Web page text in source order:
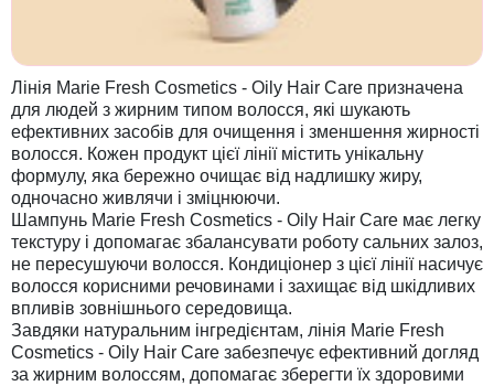
Лінія Marie Fresh Cosmetics - Oily Hair Care призначена
для людей з жирним типом волосся, які шукають
ефективних засобів для очищення і зменшення жирності
волосся. Кожен продукт цієї лінії містить унікальну
формулу, яка бережно очищає від надлишку жиру,
одночасно живлячи і зміцнюючи.
Шампунь Marie Fresh Cosmetics - Oily Hair Care має легку
текстуру і допомагає збалансувати роботу сальних залоз,
не пересушуючи волосся. Кондиціонер з цієї лінії насичує
волосся корисними речовинами і захищає від шкідливих
впливів зовнішнього середовища.
Завдяки натуральним інгредієнтам, лінія Marie Fresh
Cosmetics - Oily Hair Care забезпечує ефективний догляд
за жирним волоссям, допомагає зберегти їх здоровими